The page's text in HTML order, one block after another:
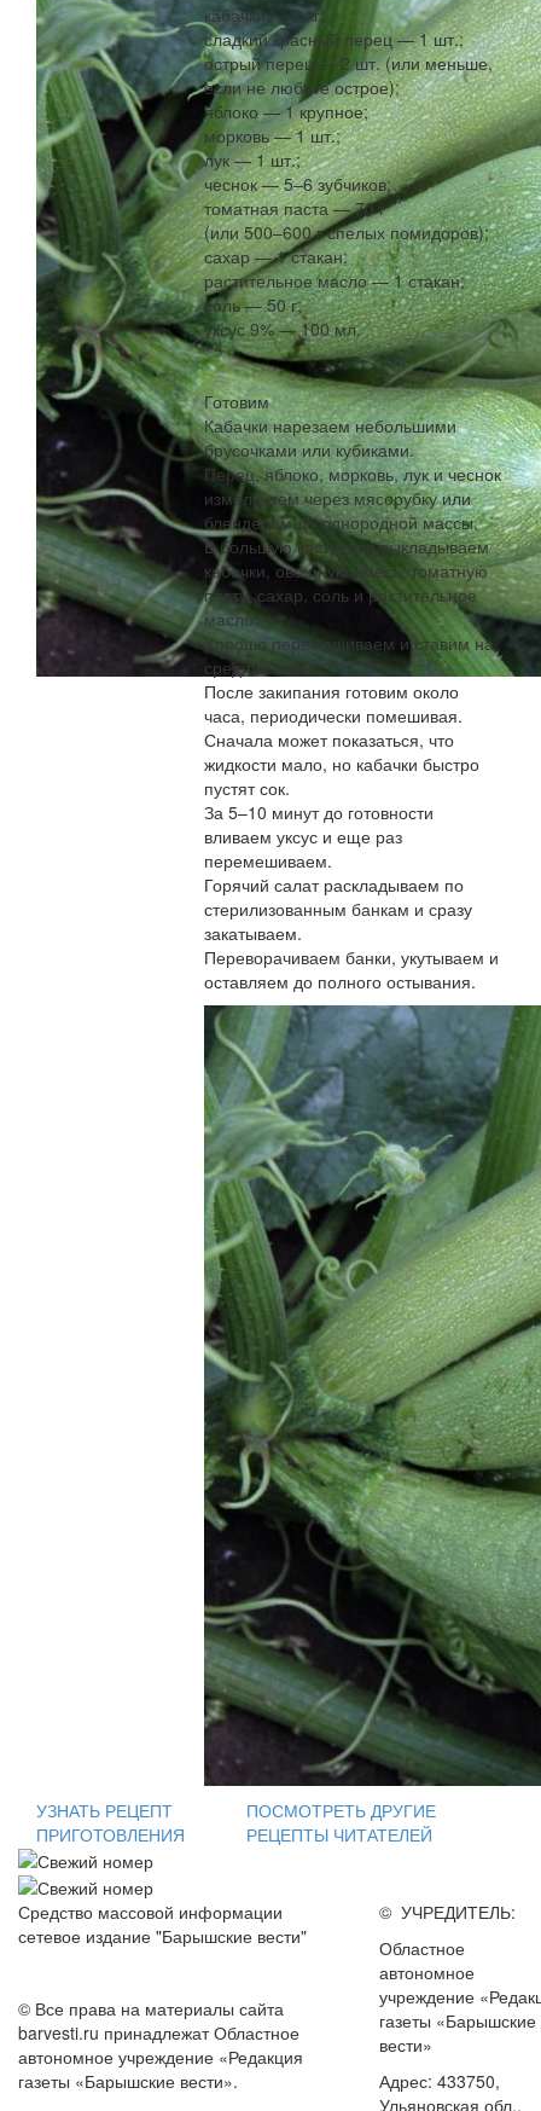
кабачки — 2 кг;
сладкий красный перец — 1 шт.;
острый перец — 2 шт. (или меньше,
если не любите острое);
яблоко — 1 крупное;
морковь — 1 шт.;
лук — 1 шт.;
чеснок — 5–6 зубчиков;
томатная паста — 70 г
(или 500–600 г спелых помидоров);
сахар — 1 стакан;
растительное масло — 1 стакан;
соль — 50 г;
уксус 9% — 100 мл.
Готовим
Кабачки нарезаем небольшими
брусочками или кубиками.
Перец, яблоко, морковь, лук и чеснок
измельчаем через мясорубку или
блендером до однородной массы.
В большую кастрюлю выкладываем
кабачки, овощную смесь, томатную
пасту, сахар, соль и растительное
масло.
Хорошо перемешиваем и ставим на
средний огонь.
После закипания готовим около
часа, периодически помешивая.
Сначала может показаться, что
жидкости мало, но кабачки быстро
пустят сок.
За 5–10 минут до готовности
вливаем уксус и еще раз
перемешиваем.
Горячий салат раскладываем по
стерилизованным банкам и сразу
закатываем.
Переворачиваем банки, укутываем и
оставляем до полного остывания.
УЗНАТЬ РЕЦЕПТ
ПРИГОТОВЛЕНИЯ
ПОСМОТРЕТЬ ДРУГИЕ
РЕЦЕПТЫ ЧИТАТЕЛЕЙ
Средство массовой информации
сетевое издание "Барышские вести"
© Все права на материалы сайта
barvesti.ru принадлежат Областное
автономное учреждение «Редакция
газеты «Барышские вести».
© УЧРЕДИТЕЛЬ:
Областное
автономное
учреждение
газеты «Барышские
вести»
Адрес: 433750,
Ульяновская обл.,